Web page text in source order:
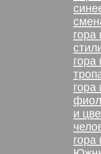
гора
гора
гора
и
гора